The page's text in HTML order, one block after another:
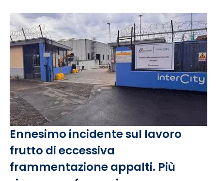
Ennesimo incidente sul lavoro
frutto di eccessiva
frammentazione appalti. Più